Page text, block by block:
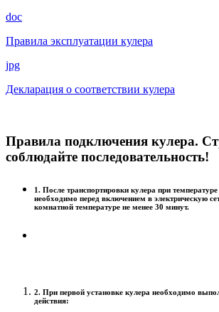
doc
Правила эксплуатации кулера
jpg
Декларация о соответствии кулера
Правила подключения кулера.
соблюдайте последовательность!
1. После транспортировки кулера при
необходимо перед включением в электрическую
комнатной температуре не менее 30 минут.
2. При первой установке кулера необходимо
действия: